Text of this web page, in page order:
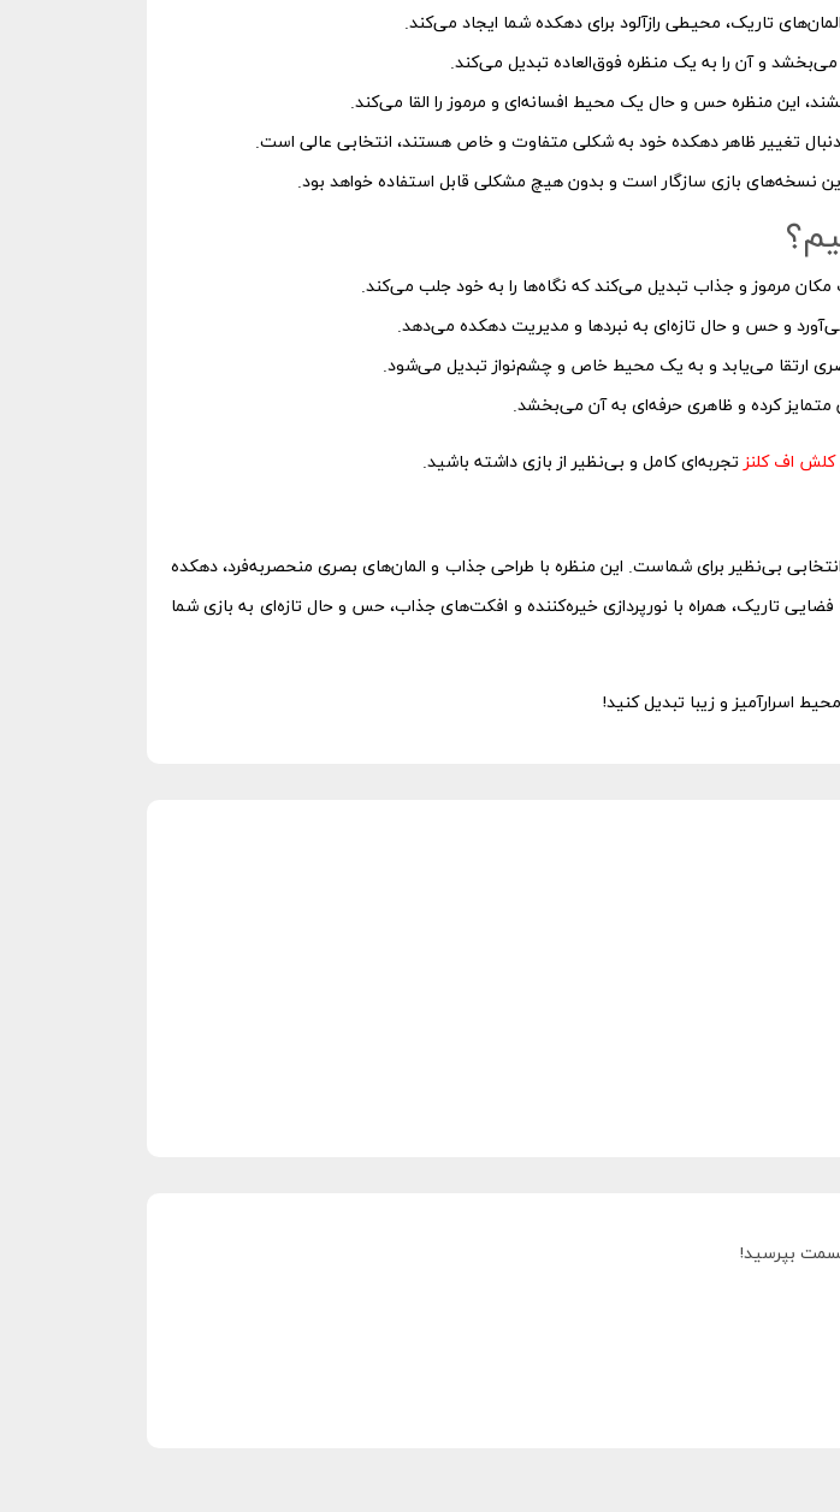
تاریک، محیطی رازآلود برای دهکده شما ایجاد می‌کند.
و آن را به یک منظره فوق‌العاده تبدیل می‌کند.
این منظره حس و حال یک محیط افسانه‌ای و مرموز را القا می‌کند.
دنبال تغییر ظاهر دهکده خود به شکلی متفاوت و خاص هستند، انتخابی عالی است.
نسخه‌های بازی سازگار است و بدون هیچ مشکلی قابل استفاده خواهد بود.
مکان مرموز و جذاب تبدیل می‌کند که نگاه‌ها را به خود جلب می‌کند.
و حس و حال تازه‌ای به نبردها و مدیریت دهکده می‌دهد.
ارتقا می‌یابد و به یک محیط خاص و چشم‌نواز تبدیل می‌شود.
متمایز کرده و ظاهری حرفه‌ای به آن می‌بخشد.
اف کلنز تجربه‌ای کامل و بی‌نظیر از بازی داشته باشید.
بی‌نظیر برای شماست. این منظره با طراحی جذاب و المان‌های بصری منحصربه‌فرد، دهکده
تاریک، همراه با نورپردازی خیره‌کننده و افکت‌های جذاب، حس و حال تازه‌ای به بازی شما
اسرارآمیز و زیبا تبدیل کنید!
بپرسید!